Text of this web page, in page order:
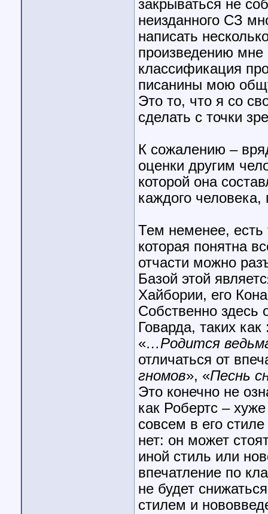
закрываться не
неизданного СЗ
написать
произведению
классификация
писанины мою
Это то, что я со
сделать с точки
К сожалению –
оценки другим
которой она
каждого
Тем неменее, есть
которая понятна
отчасти можно
Базой этой
Хайбории, его
Собственно здесь
Говарда, таких как
«…Родится
отличаться от
гномов», «Песнь
Это конечно не
как Робертс –
совсем в его
нет: он может
иной стиль или
впечатление по
не будет
стилем и